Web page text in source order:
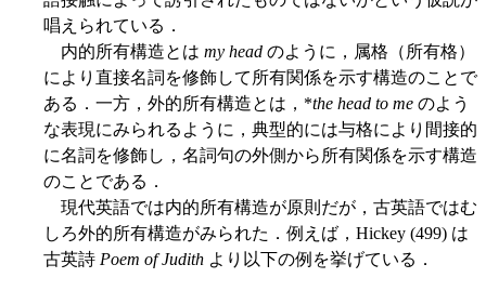
唱えられている．
内的所有構造とは my head のように，属格（所有格）
により直接名詞を修飾して所有関係を示す構造のことで
ある．一方，外的所有構造とは，*the head to me のよう
な表現にみられるように，典型的には与格により間接的
に名詞を修飾し，名詞句の外側から所有関係を示す構造
のことである．
現代英語では内的所有構造が原則だが，古英語ではむ
しろ外的所有構造がみられた．例えば，Hickey (499) は
古英詩 Poem of Judith より以下の例を挙げている．